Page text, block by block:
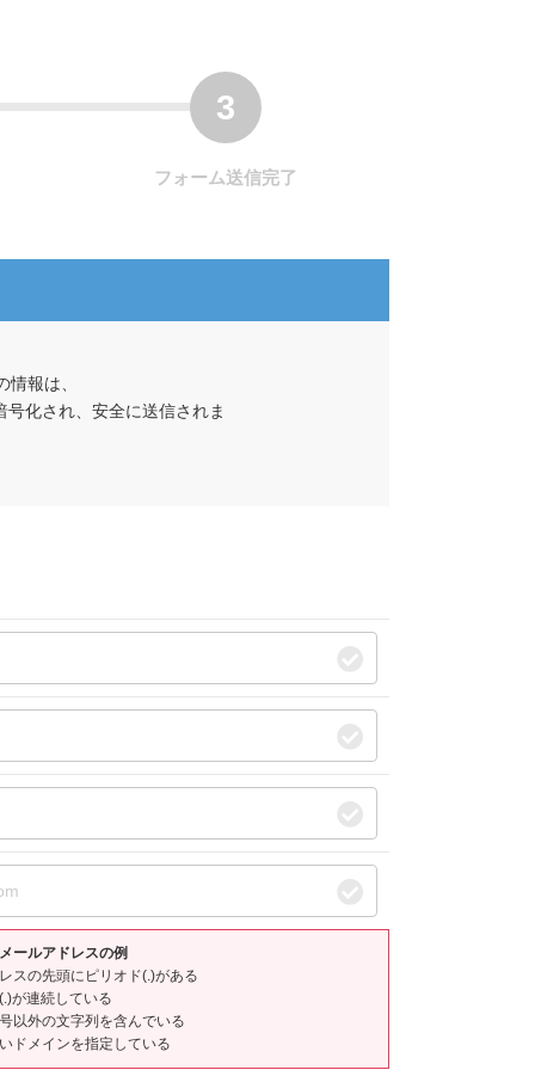
フォーム送信完了
情報は、
号化され、安全に送信されま
ールアドレスの例
スの先頭にピリオド(.)がある
が連続している
以外の文字列を含んでいる
ドメインを指定している